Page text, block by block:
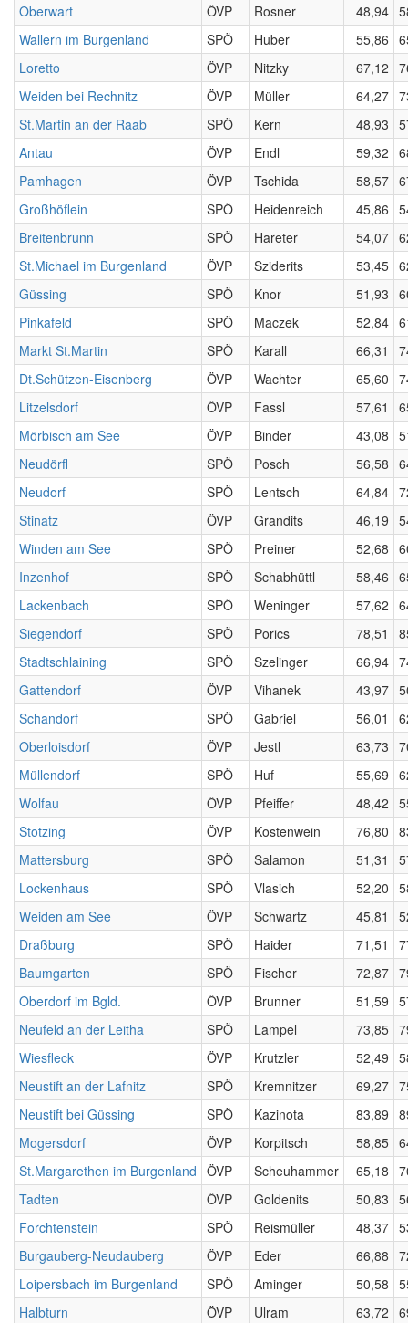
Oberwart
ÖVP Rosner 48,94
Wallern im Burgenland
SPÖ Huber 55,86
Loretto
ÖVP Nitzky 67,12
Weiden bei Rechnitz
ÖVP Müller 64,27
St.Martin an der Raab
SPÖ Kern 48,93
Antau
ÖVP Endl 59,32
Pamhagen
ÖVP Tschida 58,57
Großhöflein
SPÖ Heidenreich 45,86
Breitenbrunn
SPÖ Hareter 54,07
St.Michael im Burgenland
ÖVP Sziderits 53,45
Güssing
SPÖ Knor 51,93
Pinkafeld
SPÖ Maczek 52,84
Markt St.Martin
SPÖ Karall 66,31
Dt.Schützen-Eisenberg
ÖVP Wachter 65,60
Litzelsdorf
ÖVP Fassl 57,61
Mörbisch am See
ÖVP Binder 43,08
Neudörfl
SPÖ Posch 56,58
Neudorf
SPÖ Lentsch 64,84
Stinatz
ÖVP Grandits 46,19
Winden am See
SPÖ Preiner 52,68
Inzenhof
SPÖ Schabhüttl 58,46
Lackenbach
SPÖ Weninger 57,62
Siegendorf
SPÖ Porics 78,51
Stadtschlaining
SPÖ Szelinger 66,94
Gattendorf
ÖVP Vihanek 43,97
Schandorf
SPÖ Gabriel 56,01
Oberloisdorf
ÖVP Jestl 63,73
Müllendorf
SPÖ Huf 55,69
Wolfau
ÖVP Pfeiffer 48,42
Stotzing
ÖVP Kostenwein 76,80
Mattersburg
SPÖ Salamon 51,31
Lockenhaus
SPÖ Vlasich 52,20
Weiden am See
ÖVP Schwartz 45,81
Draßburg
SPÖ Haider 71,51
Baumgarten
SPÖ Fischer 72,87
Oberdorf im Bgld.
ÖVP Brunner 51,59
Neufeld an der Leitha
SPÖ Lampel 73,85
Wiesfleck
ÖVP Krutzler 52,49
Neustift an der Lafnitz
SPÖ Kremnitzer 69,27
Neustift bei Güssing
SPÖ Kazinota 83,89
Mogersdorf
ÖVP Korpitsch 58,85
St.Margarethen im Burgenland ÖVP Scheuhammer 65,18
Tadten
ÖVP Goldenits 50,83
Forchtenstein
SPÖ Reismüller 48,37
Burgauberg-Neudauberg
ÖVP Eder 66,88
Loipersbach im Burgenland
SPÖ Aminger 50,58
Halbturn
ÖVP Ulram 63,72